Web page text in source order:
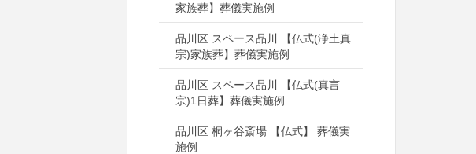
家族葬】葬儀実施例
品川区 スペース品川 【仏式(浄土真
宗)家族葬】葬儀実施例
品川区 スペース品川 【仏式(真言
宗)1日葬】葬儀実施例
品川区 桐ヶ谷斎場 【仏式】 葬儀実
施例